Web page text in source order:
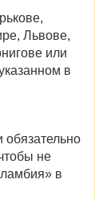
Львове,
или
в
обязательно
не
в